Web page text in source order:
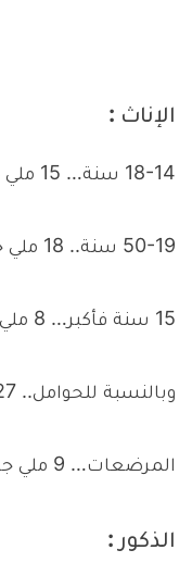
الإناث :
18-14 سنة… 15 ملي جرام في اليوم .
50-19 سنة.. 18 ملي جرام في اليوم .
15 سنة فأكبر… 8 ملي جرام في اليوم .
وبالنسبة للحوامل.. 27 ملي جرام في اليوم .
المرضعات… 9 ملي جرام في اليوم .
الذكور :